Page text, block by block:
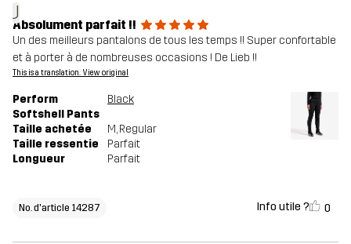
J
Absolument parfait !!
Un des meilleurs pantalons de tous les temps !! Super confortable
et à porter à de nombreuses occasions ! De Lieb !!
This is a translation. View original
Perform
Softshell Pants
Black
Taille achetée M, Regular
Taille ressentie
Parfait
Longueur
Parfait
No. d'article 14287 Info utile ? 0